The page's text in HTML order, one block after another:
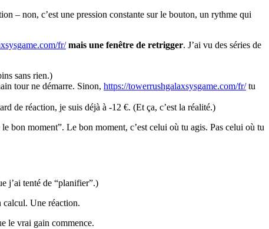
– non, c’est une pression constante sur le bouton, un rythme qui
fr/ mais une fenêtre de retrigger. J’ai vu des séries de
sans rien.)
tour ne démarre. Sinon, https://towerrushgalaxsysgame.com/fr/tu
de réaction, je suis déjà à -12 €. (Et ça, c’est la réalité.)
bon moment”. Le bon moment, c’est celui où tu agis. Pas celui où tu
j’ai tenté de “planifier”.)
calcul. Une réaction.
le vrai gain commence.